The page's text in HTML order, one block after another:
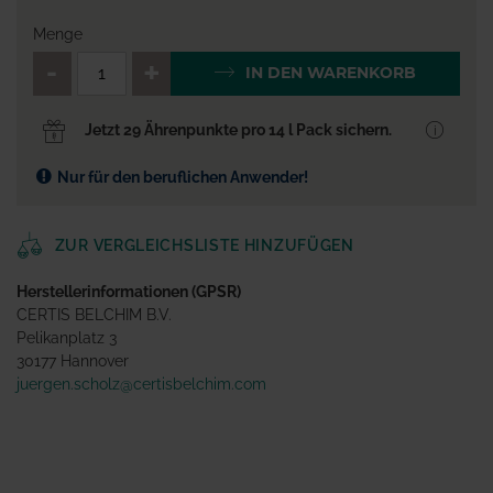
Menge
QTY_CONTROL_DECREASE
IN DEN WARENKORB
Jetzt 29 Ährenpunkte pro 14 l Pack sichern.
Nur für den beruflichen Anwender!
ZUR VERGLEICHSLISTE HINZUFÜGEN
Herstellerinformationen (GPSR)
CERTIS BELCHIM B.V.
Pelikanplatz 3
30177 Hannover
juergen.scholz@certisbelchim.com